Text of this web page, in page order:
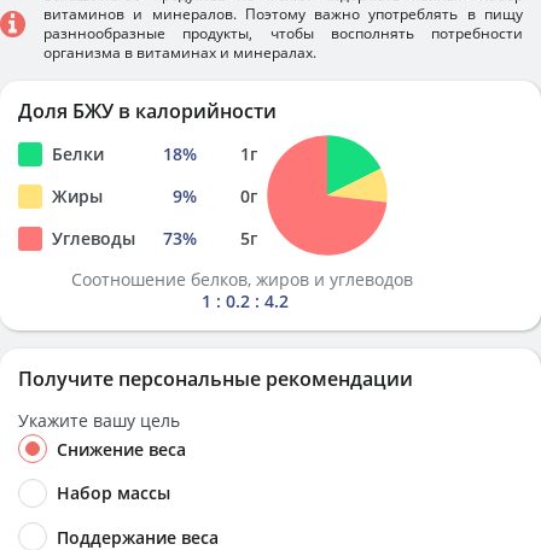
витаминов и минералов. Поэтому важно употреблять в пищу
разннообразные продукты, чтобы восполнять потребности
организма в витаминах и минералах.
Доля БЖУ в калорийности
Белки 18% 1г
Жиры
9% 0г
Углеводы
73% 5г
Соотношение белков, жиров и углеводов
1 : 0.2 : 4.2
Получите персональные рекомендации
Укажите вашу цель
Снижение веса
Набор массы
Поддержание веса